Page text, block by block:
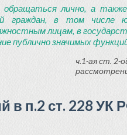
лично, а
граждан, в том числе
лицам, в
публично значимых
ч.1-ая ст. 2-
в п.2 ст. 228 УК